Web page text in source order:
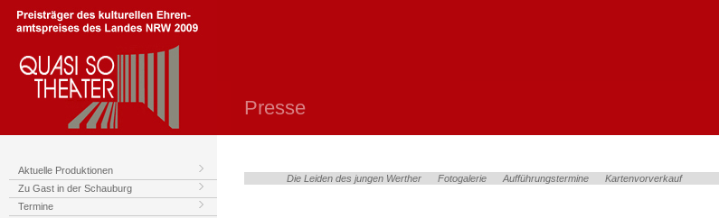
Presse
Aktuelle Produktionen
Zu Gast in der Schauburg
Termine
Die Leiden des jungen Werther Fotogalerie Aufführungstermine Kartenvorverkauf